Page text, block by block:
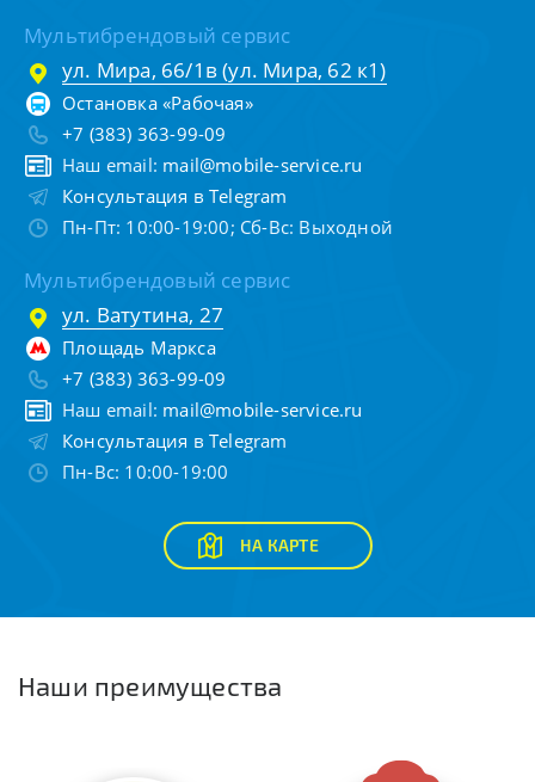
Мультибрендовый сервис
ул. Мира, 66/1в (ул. Мира, 62 к1)
Остановка «Рабочая»
+7 (383) 363-99-09
Наш email: mail@mobile-service.ru
Консультация в Telegram
Пн-Пт: 10:00-19:00; Сб-Вс: Выходной
Мультибрендовый сервис
ул. Ватутина, 27
Площадь Маркса
+7 (383) 363-99-09
Наш email: mail@mobile-service.ru
Консультация в Telegram
Пн-Вс: 10:00-19:00
НА КАРТЕ
Наши преимущества